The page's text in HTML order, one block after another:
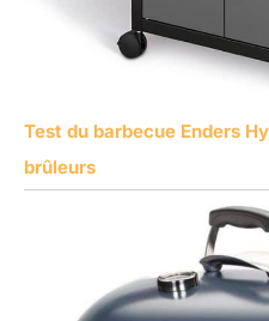
Test du barbecue Enders
brûleurs